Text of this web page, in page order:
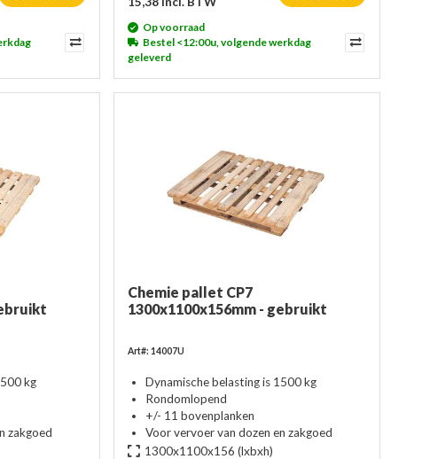
Op voorraad
Bestel <12:00u, volgende werkdag
geleverd
kg
zakgoed
Chemie pallet CP7
1300x1100x156mm - gebruikt
Art#: 14007U
Dynamische belasting is 1500 kg
Rondomlopend
+/- 11 bovenplanken
Voor vervoer van dozen en zakgoed
1300x1100x156 (lxbxh)